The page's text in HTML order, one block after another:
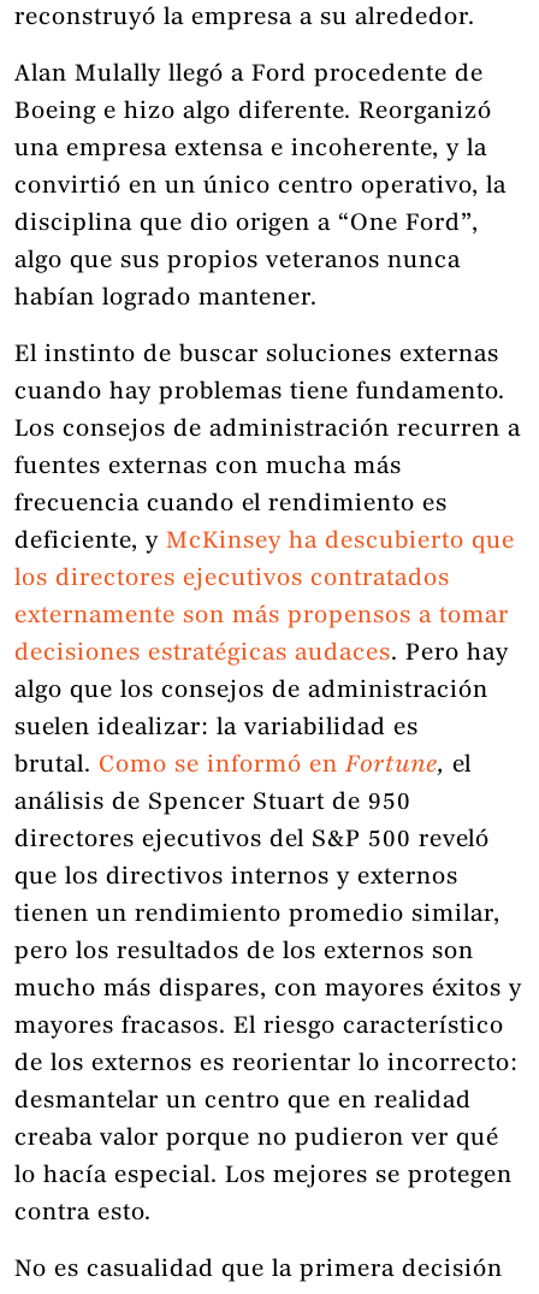
reconstruyó la empresa a su alrededor.
Alan Mulally llegó a Ford procedente de
Boeing e hizo algo diferente. Reorganizó
una empresa extensa e incoherente, y la
convirtió en un único centro operativo, la
disciplina que dio origen a “One Ford”,
algo que sus propios veteranos nunca
habían logrado mantener.
El instinto de buscar soluciones externas
cuando hay problemas tiene fundamento.
Los consejos de administración recurren a
fuentes externas con mucha más
frecuencia cuando el rendimiento es
deficiente, y McKinsey ha descubierto que
los directores ejecutivos contratados
externamente son más propensos a tomar
decisiones estratégicas audaces. Pero hay
algo que los consejos de administración
suelen idealizar: la variabilidad es
brutal. Como se informó enFortune, el
análisis de Spencer Stuart de 950
directores ejecutivos del S&P 500 reveló
que los directivos internos y externos
tienen un rendimiento promedio similar,
pero los resultados de los externos son
mucho más dispares, con mayores éxitos y
mayores fracasos. El riesgo característico
de los externos es reorientar lo incorrecto:
desmantelar un centro que en realidad
creaba valor porque no pudieron ver qué
lo hacía especial. Los mejores se protegen
contra esto.
No es casualidad que la primera decisión